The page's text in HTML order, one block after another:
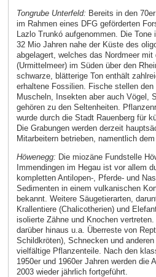
Tongrube Unterfeld: Bereits in den
im Rahmen eines DFG geförderten
Lazlo Trunkó aufgenommen. Die Tone
32 Mio Jahren nahe der Küste des
abgelagert, welches das Nordmeer mit
(Urmittelmeer) im Süden über den
schwarze, blätterige Ton enthält
erhaltene Fossilien. Fische stellen den
Muscheln, Insekten aber auch Vögel,
gehören zu den Seltenheiten.
wurde durch die Stadt Rauenberg für
Die Grabungen werden derzeit
Mitarbeitern betrieben, namentlich
Höwenegg: Die miozäne Fundstelle
Immendingen im Hegau ist vor allem
kompletten Antilopen-, Pferde- und
Sedimenten in einem vulkanischen
bekannt. Weitere Säugetierarten,
Krallentiere (Chalicotherien) und
isolierte Zähne und Knochen
darüber hinaus u.a. Überreste von
Schildkröten), Schnecken und
vielfältige Pflanzenteile. Nach den
1950er und 1960er Jahren werden die
2003 wieder jährlich fortgeführt.